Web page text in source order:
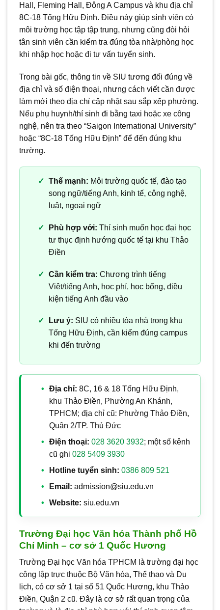
Hall, Fleming Hall, Đông A Campus và khu địa chỉ
8C-18 Tống Hữu Định. Điều này giúp sinh viên có
môi trường học tập tập trung, nhưng cũng đòi hỏi
tân sinh viên cần kiểm tra đúng tòa nhà/phòng học
khi nhập học hoặc đi tư vấn tuyển sinh.
Trong bài gốc, thông tin về SIU tương đối đúng về
địa chỉ và số điện thoại, nhưng cách viết cần được
làm mới theo địa chỉ cập nhật sau sắp xếp phường.
Nếu phụ huynh/thí sinh đi bằng taxi hoặc xe công
nghệ, nên tra theo “Saigon International University”
hoặc “8C-18 Tống Hữu Định” để đến đúng khu
trường.
Thế mạnh: Môi trường quốc tế, đào tạo
song ngữ/tiếng Anh, kinh tế, công nghệ,
luật, ngoại ngữ
Phù hợp với: Thí sinh muốn học đại học
tư thục định hướng quốc tế tại khu Thảo
Điền
Cần kiểm tra: Chương trình tiếng
Việt/tiếng Anh, học phí, học bổng, điều
kiện tiếng Anh đầu vào
Lưu ý: SIU có nhiều tòa nhà trong khu
Tống Hữu Định, cần kiểm đúng campus
khi đến trường
Địa chỉ: 8C, 16 & 18 Tống Hữu Định,
khu Thảo Điền, Phường An Khánh,
TPHCM; địa chỉ cũ: Phường Thảo Điền,
Quận 2/TP. Thủ Đức
Điện thoại: 028 3620 3932; một số kênh
cũ ghi 028 5409 3930
Hotline tuyển sinh: 0386 809 521
Email: admission@siu.edu.vn
Website: siu.edu.vn
Trường Đại học Văn hóa Thành phố Hồ
Chí Minh – cơ sở 1 Quốc Hương
Trường Đại học Văn hóa TPHCM là trường đại học
công lập trực thuộc Bộ Văn hóa, Thể thao và Du
lịch, có cơ sở 1 tại số 51 Quốc Hương, khu Thảo
Điền, Quận 2 cũ. Đây là cơ sở rất quan trọng của